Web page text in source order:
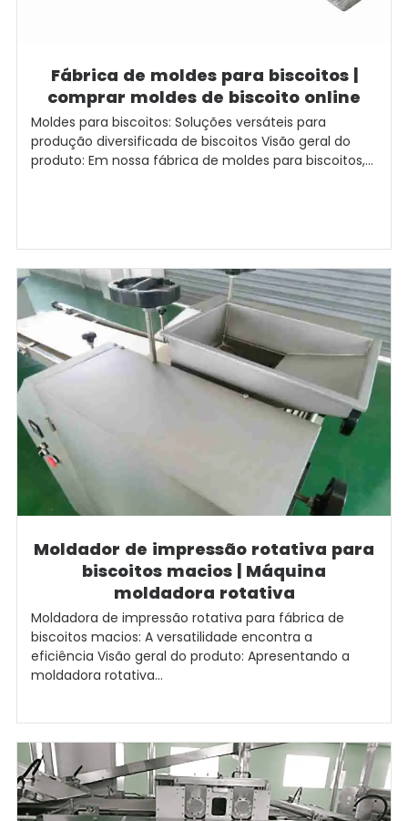
Fábrica de moldes para biscoitos |
comprar moldes de biscoito online
Moldes para biscoitos: Soluções versáteis para
produção diversificada de biscoitos Visão geral do
produto: Em nossa fábrica de moldes para biscoitos,...
Moldador de impressão rotativa para
biscoitos macios | Máquina
moldadora rotativa
Moldadora de impressão rotativa para fábrica de
biscoitos macios: A versatilidade encontra a
eficiência Visão geral do produto: Apresentando a
moldadora rotativa...